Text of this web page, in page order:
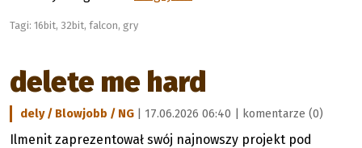
Tagi: 16bit, 32bit, falcon, gry
delete me hard
dely / Blowjobb / NG | 17.06.2026 06:40 | komentarze (0)
Ilmenit zaprezentował swój najnowszy projekt pod